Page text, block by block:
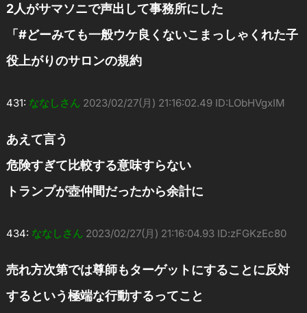
2人がサマソニで声出して事務所にした
「#どーみても一般ウケ良くないこまっしゃくれた子
役上がりのサロンの規約
431: ななしさん 2023/02/27(月) 21:16:02.49 ID:LObHVgxIM
あえて言う
危険すぎて比較する意味すらない
トランプが壺仲間だったから余計に
434: ななしさん 2023/02/27(月) 21:16:04.93 ID:zFGKzEc80
売れ方次第では尊師もターゲットにすることに反対
するという極端な行動するってこと